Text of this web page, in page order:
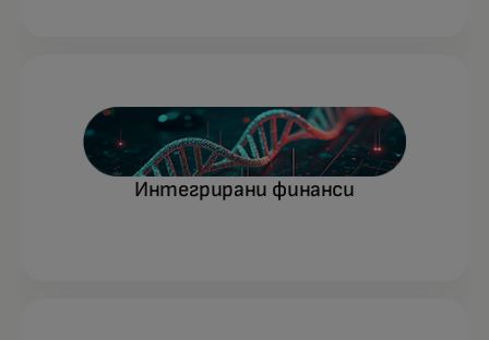
Интегрирани финанси